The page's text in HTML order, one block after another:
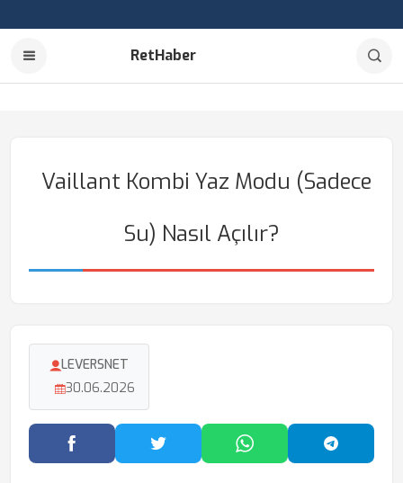
RetHaber
Vaillant Kombi Yaz Modu (Sadece
Su) Nasıl Açılır?
LEVERSNET
30.06.2026
Facebook'ta PaylaşTwitter'da PaylaşWhatsApp'ta Paylaş